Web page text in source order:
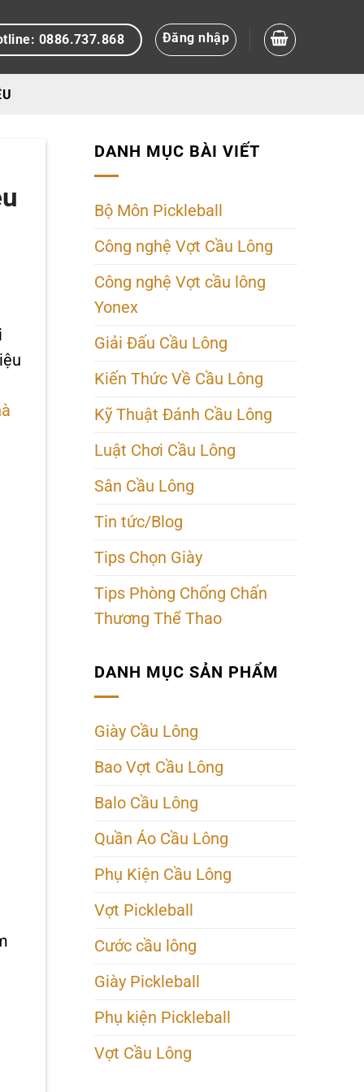
0886.737.868 Đăng nhập
DANH MỤC BÀI VIẾT
Bộ Môn Pickleball
Công nghệ Vợt Cầu Lông
Công nghệ Vợt cầu lông
Yonex
Giải Đấu Cầu Lông
Kiến Thức Về Cầu Lông
Kỹ Thuật Đánh Cầu Lông
Luật Chơi Cầu Lông
Sân Cầu Lông
Tin tức/Blog
Tips Chọn Giày
Tips Phòng Chống Chấn
Thương Thể Thao
DANH MỤC SẢN PHẨM
Giày Cầu Lông
Bao Vợt Cầu Lông
Balo Cầu Lông
Quần Áo Cầu Lông
Phụ Kiện Cầu Lông
Vợt Pickleball
Cước cầu lông
Giày Pickleball
Phụ kiện Pickleball
Vợt Cầu Lông